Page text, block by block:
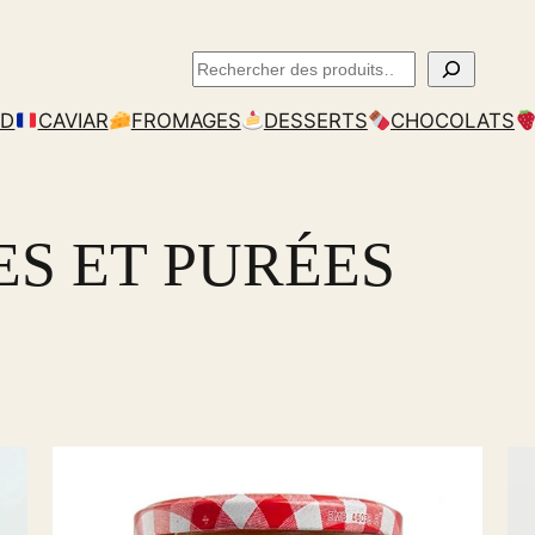
Rechercher
CAVIAR FROMAGES DESSERTS CHOCOLATS
ET PURÉES